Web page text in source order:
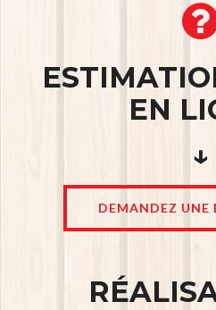
EN
↓
DEMANDEZ UNE